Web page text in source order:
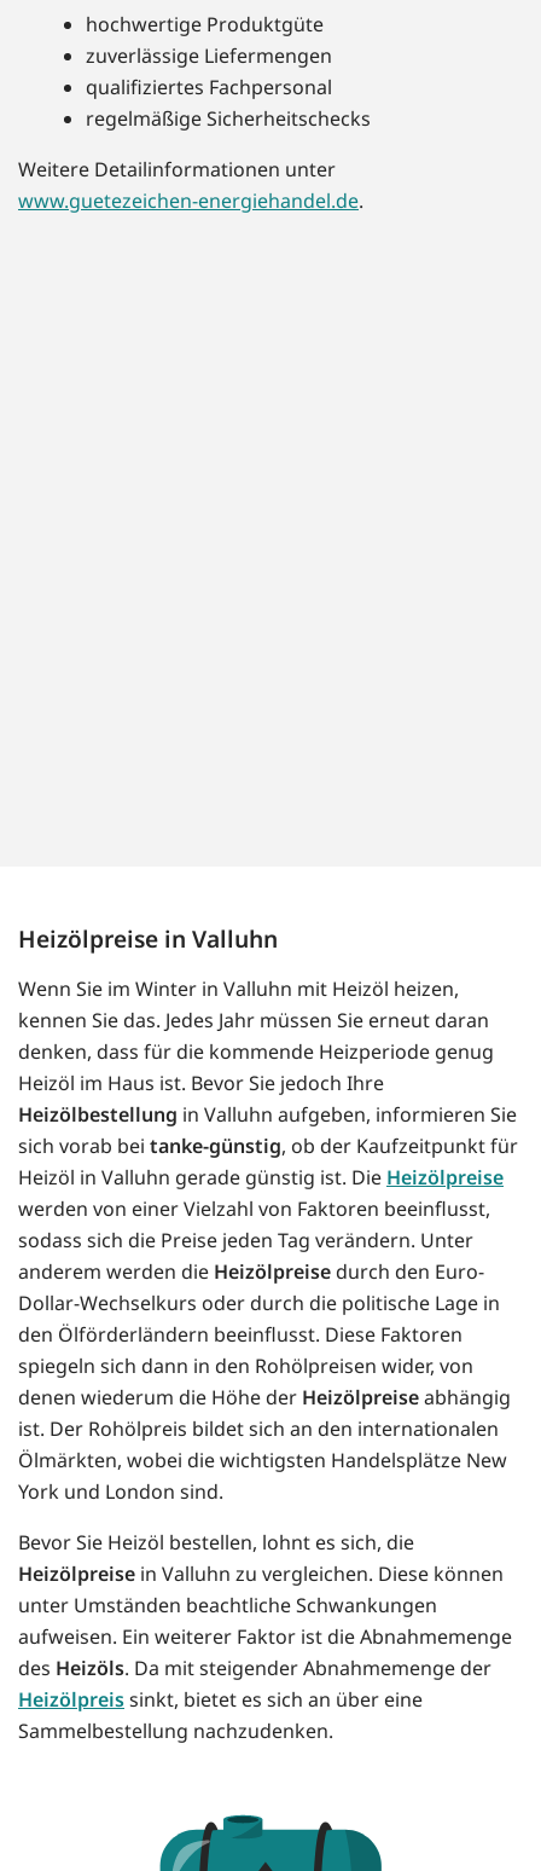
hochwertige Produktgüte
zuverlässige Liefermengen
qualifiziertes Fachpersonal
regelmäßige Sicherheitschecks
Weitere Detailinformationen unter
www.guetezeichen-energiehandel.de.
Heizölpreise in Valluhn
Wenn Sie im Winter in Valluhn mit Heizöl heizen,
kennen Sie das. Jedes Jahr müssen Sie erneut daran
denken, dass für die kommende Heizperiode genug
Heizöl im Haus ist. Bevor Sie jedoch Ihre
Heizölbestellung in Valluhn aufgeben, informieren Sie
sich vorab bei tanke-günstig, ob der Kaufzeitpunkt für
Heizöl in Valluhn gerade günstig ist. Die Heizölpreise
werden von einer Vielzahl von Faktoren beeinflusst,
sodass sich die Preise jeden Tag verändern. Unter
anderem werden die Heizölpreise durch den Euro-
Dollar-Wechselkurs oder durch die politische Lage in
den Ölförderländern beeinflusst. Diese Faktoren
spiegeln sich dann in den Rohölpreisen wider, von
denen wiederum die Höhe der Heizölpreiseabhängig
ist. Der Rohölpreis bildet sich an den internationalen
Ölmärkten, wobei die wichtigsten Handelsplätze New
York und London sind.
Bevor Sie Heizöl bestellen, lohnt es sich, die
Heizölpreise in Valluhn zu vergleichen. Diese können
unter Umständen beachtliche Schwankungen
aufweisen. Ein weiterer Faktor ist die Abnahmemenge
des Heizöls. Da mit steigender Abnahmemenge der
Heizölpreissinkt, bietet es sich an über eine
Sammelbestellung nachzudenken.